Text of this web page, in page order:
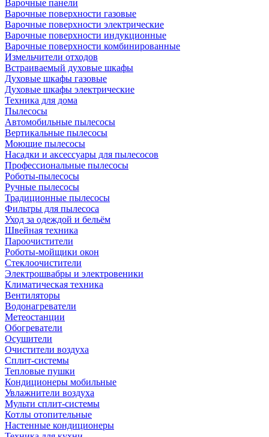
Варочные панели
Варочные поверхности газовые
Варочные поверхности электрические
Варочные поверхности индукционные
Варочные поверхности комбинированные
Измельчители отходов
Встраиваемый духовые шкафы
Духовые шкафы газовые
Духовые шкафы электрические
Техника для дома
Пылесосы
Автомобильные пылесосы
Вертикальные пылесосы
Моющие пылесосы
Насадки и аксессуары для пылесосов
Профессиональные пылесосы
Роботы-пылесосы
Ручные пылесосы
Традиционные пылесосы
Фильтры для пылесоса
Уход за одеждой и бельём
Швейная техника
Пароочистители
Роботы-мойщики окон
Стеклоочистители
Электрошвабры и электровеники
Климатическая техника
Вентиляторы
Водонагреватели
Метеостанции
Обогреватели
Осушители
Очистители воздуха
Сплит-системы
Тепловые пушки
Кондиционеры мобильные
Увлажнители воздуха
Мульти сплит-системы
Котлы отопительные
Настенные кондиционеры